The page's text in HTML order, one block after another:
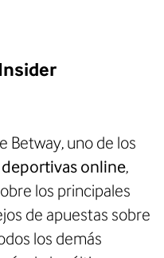
Betway, uno de los
online,
los principales
de apuestas sobre
los demás